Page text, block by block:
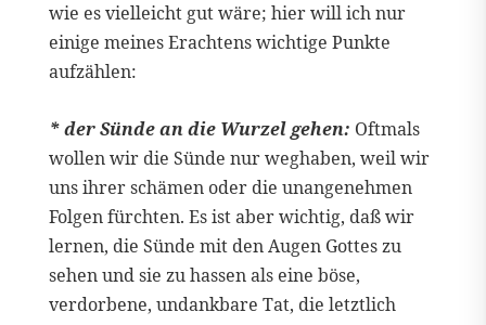
wie es vielleicht gut wäre; hier will ich nur
einige meines Erachtens wichtige Punkte
aufzählen:
* der Sünde an die Wurzel gehen: Oftmals
wollen wir die Sünde nur weghaben, weil wir
uns ihrer schämen oder die unangenehmen
Folgen fürchten. Es ist aber wichtig, daß wir
lernen, die Sünde mit den Augen Gottes zu
sehen und sie zu hassen als eine böse,
verdorbene, undankbare Tat, die letztlich